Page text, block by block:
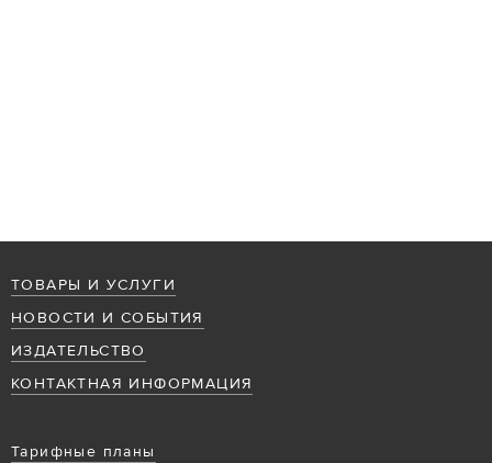
ТОВАРЫ И УСЛУГИ
НОВОСТИ И СОБЫТИЯ
ИЗДАТЕЛЬСТВО
КОНТАКТНАЯ ИНФОРМАЦИЯ
Тарифные планы